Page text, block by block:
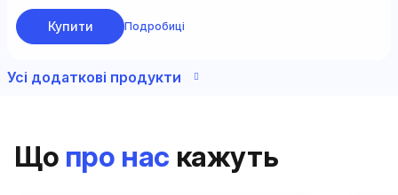
Купити Подробиці
Усі додаткові продукти
Що про нас кажуть